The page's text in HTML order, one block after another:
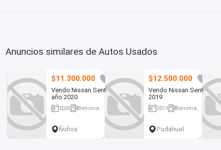
Anuncios similares de Autos Usados
$11.300.000
0
Vendo Nissan Sentra
año 2020
2020
Bencina
Ñuñoa
$12.500.000
0
Vendo Nissan Sentra
2019
2019
Bencina
Pudahuel